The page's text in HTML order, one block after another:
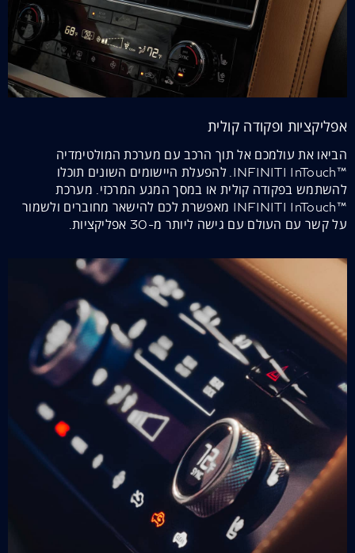
אפליקציות ופקודה קולית
הביאו את עולמכם אל תוך הרכב עם מערכת המולטימדיה
™INFINITI InTouch. להפעלת היישומים השונים תוכלו
להשתמש בפקודה קולית או במסך המגע המרכזי. מערכת
™INFINITI InTouch מאפשרת לכם להישאר מחוברים ולשמור
על קשר עם העולם עם גישה ליותר מ-30 אפליקציות.